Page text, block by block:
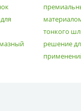
тонкого
решение